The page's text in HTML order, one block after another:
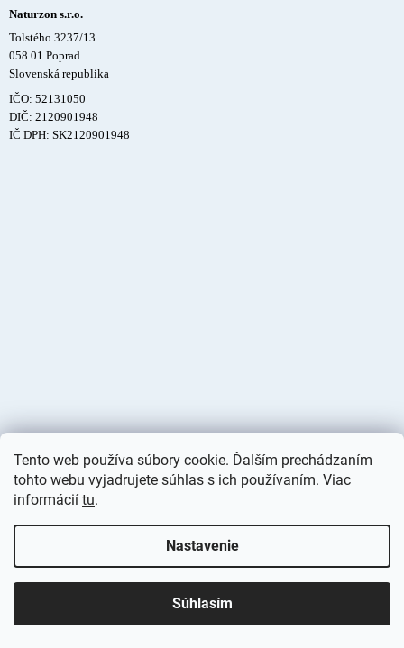
Tento web používa súbory cookie. Ďalším prechádzaním
tohto webu vyjadrujete súhlas s ich používaním. Viac
informácií tu.
Nastavenie
Súhlasím
Naturzon s.r.o.
Tolstého 3237/13
058 01 Poprad
Slovenská republika
IČO: 52131050
DIČ: 2120901948
IČ DPH: SK2120901948